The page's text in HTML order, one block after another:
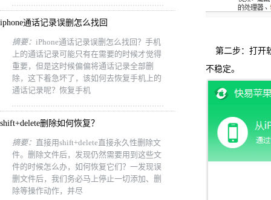
iphone通话记录误删怎么找回
摘要： iPhone通话记录误删怎么找回？手机
上的通话记录可能只有在需要的时候才觉得
重要，但是这时候偏偏将通话记录全部删
除，这下着急坏了，该如何去恢复手机上的
通话记录呢？恢复手机
shift+delete删除如何恢复？
摘要： 直接用shift+delete直接永久性删除文
件。删除文件后，发现仍然需要用到这些文
件的时候怎么办，如何恢复它们？一发现误
删文件后，我们务必马上停止一切添加、删
除等操作动作，并尽
第二步：打开
不稳定。